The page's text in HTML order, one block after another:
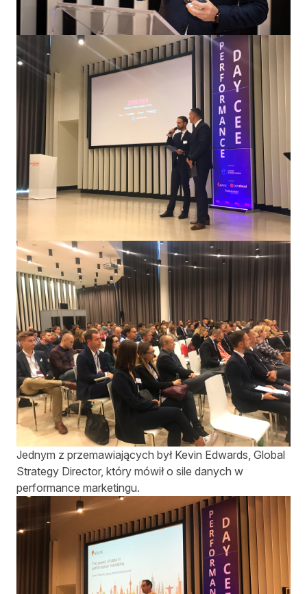
Jednym z przemawiających był Kevin Edwards, Global
Strategy Director, który mówił o sile danych w
performance marketingu.